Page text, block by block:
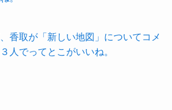
香取が「新しい地図」についてコメ
人でってとこがいいね。